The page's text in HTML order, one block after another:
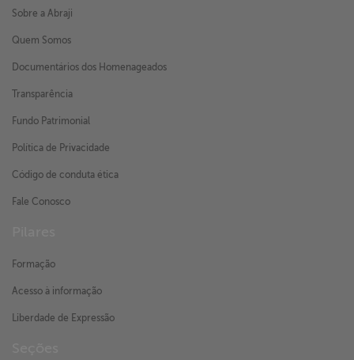
Sobre a Abraji
Quem Somos
Documentários dos Homenageados
Transparência
Fundo Patrimonial
Política de Privacidade
Código de conduta ética
Fale Conosco
Formação
Acesso à informação
Liberdade de Expressão